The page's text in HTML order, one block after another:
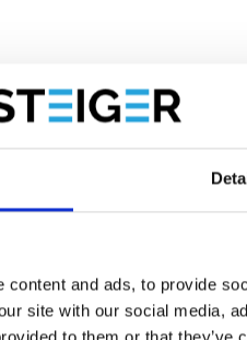
content and ads, to provide
site with our social media,